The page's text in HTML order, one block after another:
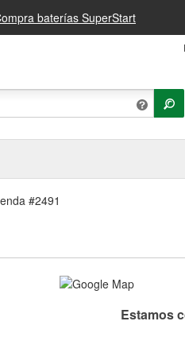
baterías SuperStart
#2491
Estamos